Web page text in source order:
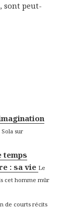
sont peut-
sur
temps
: sa vie Le
cet homme mûr
de courts récits